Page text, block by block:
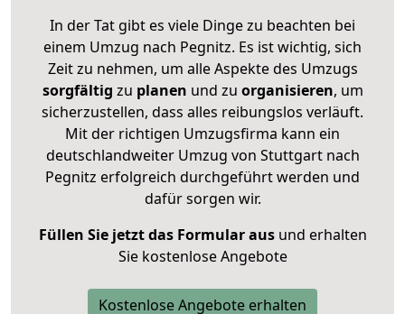
In der Tat gibt es viele Dinge zu beachten bei
einem Umzug nach Pegnitz. Es ist wichtig, sich
Zeit zu nehmen, um alle Aspekte des Umzugs
sorgfältig zu planen und zu organisieren, um
sicherzustellen, dass alles reibungslos verläuft.
Mit der richtigen Umzugsfirma kann ein
deutschlandweiter Umzug von Stuttgart nach
Pegnitz erfolgreich durchgeführt werden und
dafür sorgen wir.
Füllen Sie jetzt das Formular ausund erhalten
Sie kostenlose Angebote
Kostenlose Angebote erhalten